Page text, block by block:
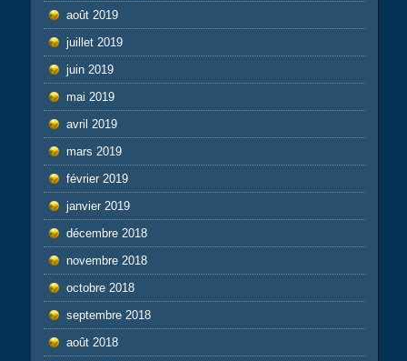
août 2019
juillet 2019
juin 2019
mai 2019
avril 2019
mars 2019
février 2019
janvier 2019
décembre 2018
novembre 2018
octobre 2018
septembre 2018
août 2018